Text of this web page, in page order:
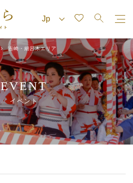
吉崎・細呂木エリア
EVENT
イベント